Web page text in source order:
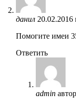
данил 20.02.2016
Помогите имеи
Ответить
admin автор